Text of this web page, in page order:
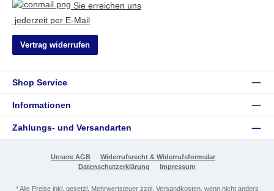
Sie erreichen uns
jederzeit per E-Mail
Vertrag widerrufen
Shop Service
Informationen
Zahlungs- und Versandarten
Unsere AGB
Widerrufsrecht & Widerrufsformular
Datenschutzerklärung
Impressum
* Alle Preise inkl. gesetzl. Mehrwertsteuer zzgl. Versandkosten, wenn nicht anders